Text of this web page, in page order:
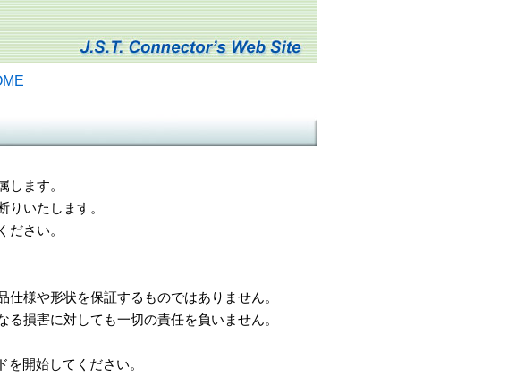
ます。
いたします。
さい。
様や形状を保証するものではありません。
損害に対しても一切の責任を負いません。
開始してください。